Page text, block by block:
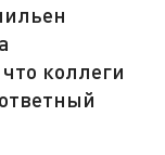
коллеги